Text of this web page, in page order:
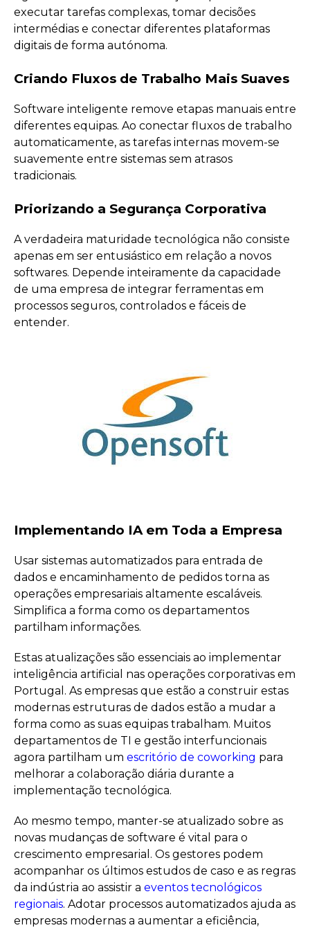
executar tarefas complexas, tomar decisões
intermédias e conectar diferentes plataformas
digitais de forma autónoma.
Criando Fluxos de Trabalho Mais Suaves
Software inteligente remove etapas manuais entre
diferentes equipas. Ao conectar fluxos de trabalho
automaticamente, as tarefas internas movem-se
suavemente entre sistemas sem atrasos
tradicionais.
Priorizando a Segurança Corporativa
A verdadeira maturidade tecnológica não consiste
apenas em ser entusiástico em relação a novos
softwares. Depende inteiramente da capacidade
de uma empresa de integrar ferramentas em
processos seguros, controlados e fáceis de
entender.
Implementando IA em Toda a Empresa
Usar sistemas automatizados para entrada de
dados e encaminhamento de pedidos torna as
operações empresariais altamente escaláveis.
Simplifica a forma como os departamentos
partilham informações.
Estas atualizações são essenciais ao implementar
inteligência artificial nas operações corporativas em
Portugal. As empresas que estão a construir estas
modernas estruturas de dados estão a mudar a
forma como as suas equipas trabalham. Muitos
departamentos de TI e gestão interfuncionais
agora partilham um escritório de coworking para
melhorar a colaboração diária durante a
implementação tecnológica.
Ao mesmo tempo, manter-se atualizado sobre as
novas mudanças de software é vital para o
crescimento empresarial. Os gestores podem
acompanhar os últimos estudos de caso e as regras
da indústria ao assistir a eventos tecnológicos
regionais. Adotar processos automatizados ajuda as
empresas modernas a aumentar a eficiência,